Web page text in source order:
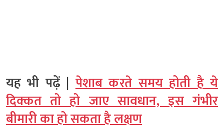
यह भी पढ़ें |पेशाब करते समय होती है ये
दिक्‍कत तो हो जाए सावधान, इस गंभीर
बीमारी का हो सकता है लक्षण